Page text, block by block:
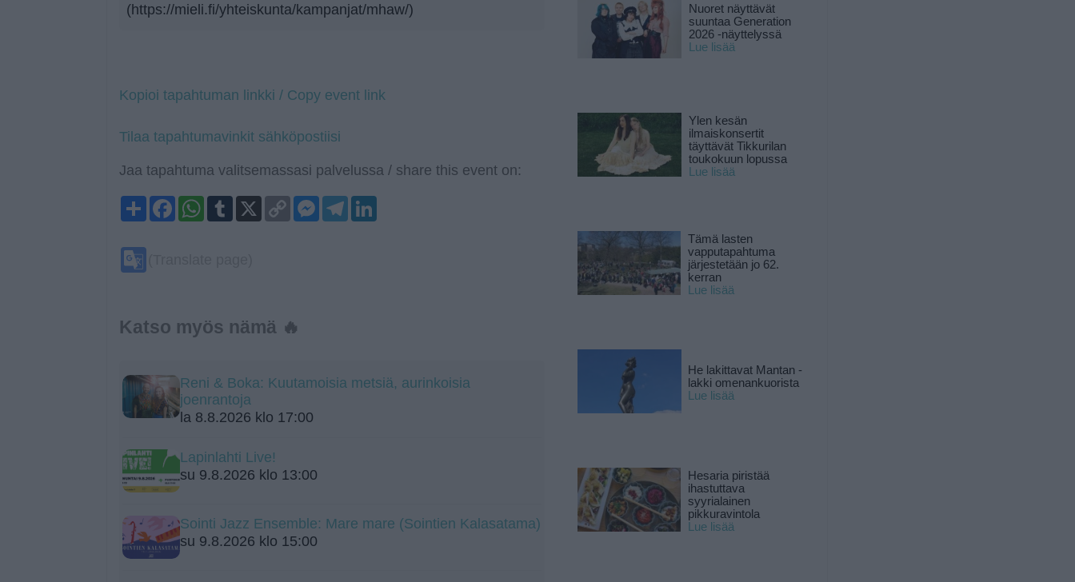
(https://mieli.fi/yhteiskunta/kampanjat/mhaw/)
Kopioi tapahtuman linkki / Copy event link
Tilaa tapahtumavinkit sähköpostiisi
Jaa tapahtuma valitsemassasi palvelussa / share this event on:
ShareFacebookWhatsApp
Tumblr
X
Copy
Link
Messenger
Telegram
Katso myös nämä 🔥
Reni & Boka: Kuutamoisia metsiä, aurinkoisia
joenrantoja
la 8.8.2026 klo 17:00
Lapinlahti Live!
su 9.8.2026 klo 13:00
Sointi Jazz Ensemble: Mare mare (Sointien Kalasatama)
su 9.8.2026 klo 15:00
Nuoret näyttävät
suuntaa Generation
2026 -näyttelyssä
Lue lisää
Ylen kesän
ilmaiskonsertit
täyttävät Tikkurilan
toukokuun lopussa
Lue lisää
Tämä lasten
vapputapahtuma
järjestetään jo 62.
kerran
Lue lisää
He lakittavat Mantan -
lakki omenankuorista
Lue lisää
Hesaria piristää
ihastuttava
syyrialainen
pikkuravintola
Lue lisää